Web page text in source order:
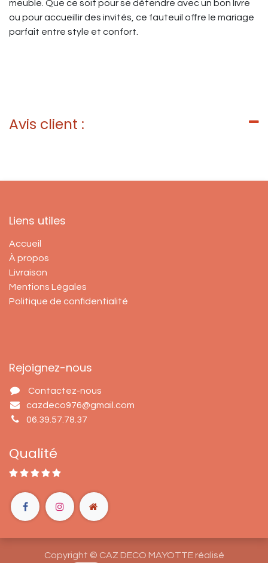
meuble. Que ce soit pour se détendre avec un bon livre
ou pour accueillir des invités, ce fauteuil offre le mariage
parfait entre style et confort.
Avis client :
Liens utiles
Accueil
À propos
Livraison
Mentions Légales
Politique de confidentialité
Rejoignez-nous
Contactez-nous
cazdeco976@gmail.com
06.39.57.78.37
Qualité
Copyright © CAZ DECO MAYOTTE réalisé